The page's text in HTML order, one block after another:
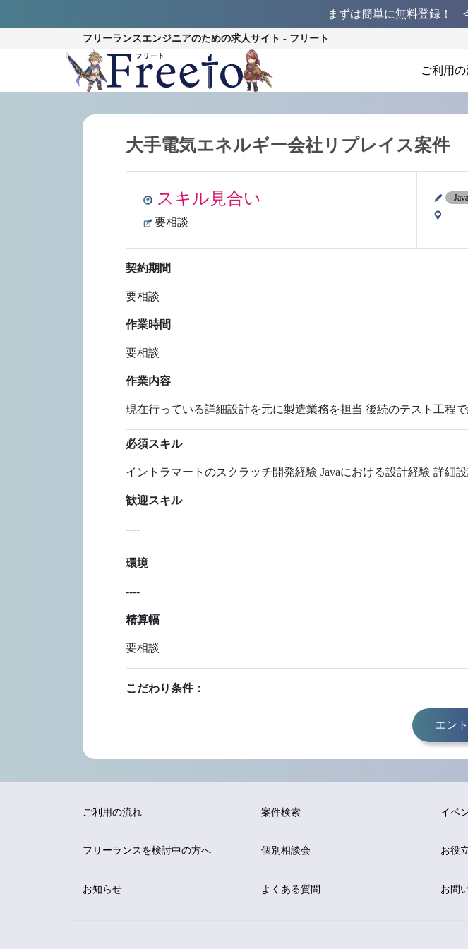
まずは簡単に無料登録！
フリーランスエンジニアのための求人サイト - フリート
ご利用
大手電気エネルギー会社リプレイス案件
スキル見合い
要相談
Java
契約期間
要相談
作業時間
要相談
作業内容
現在行っている詳細設計を元に製造業務を担当 後続のテスト工程
必須スキル
イントラマートのスクラッチ開発経験 Javaにおける設計経験 詳細
歓迎スキル
----
環境
----
精算幅
要相談
こだわり条件：
エン
ご利用の流れ 案件検索 イベ
フリーランスを検討中の方へ 個別相談会 お役
お知らせ よくある質問 お問